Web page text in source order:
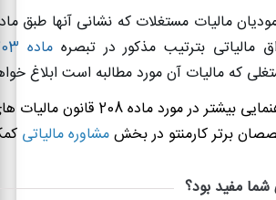
مالیات مستغلات که نشانی آنها طبق
مالیاتی بترتیب مذکور در تبصره
که مالیات آن مورد مطالبه است ابلاغ
برای دریافت راهنمایی بیشتر در مورد
برتر کارمنتو در بخشمشاوره مالیاتی
شما مفید بود؟